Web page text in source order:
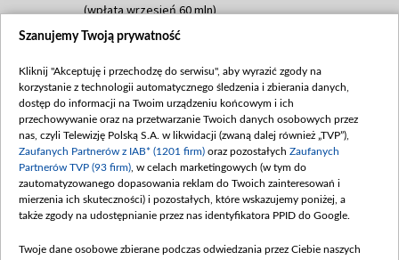
(wpłata wrzesień 60 mln)
Dofinansowanie 635 783 051,21 PLN
(wpłata wrzesień 100 mln, październik 350
mln, listopad 265 mln)
Dofinansowanie 48 862 000,00 PLN
Data podpisania umowy: GRUDZIEŃ 2025
(wpłata grudzień 60,548 mln)
Dofinansowanie 900 000 000,00 PLN
Data podpisania umowy: LUTY 2026 (wpłata
kwiecień 180 mln, 7 maja 180 mln, 8
Szanujemy Twoją prywatność
Kliknij "Akceptuję i przechodzę do serwisu", aby wyrazić zgody na
korzystanie z technologii automatycznego śledzenia i zbierania danych,
dostęp do informacji na Twoim urządzeniu końcowym i ich
przechowywanie oraz na przetwarzanie Twoich danych osobowych przez
nas, czyli Telewizję Polską S.A. w likwidacji (zwaną dalej również „TVP”),
Zaufanych Partnerów z IAB* (1201 firm) oraz pozostałych Zaufanych
Partnerów TVP (93 firm) , w celach marketingowych (w tym do
zautomatyzowanego dopasowania reklam do Twoich zainteresowań i
mierzenia ich skuteczności) i pozostałych, które wskazujemy poniżej, a
także zgody na udostępnianie przez nas identyfikatora PPID do Google.
Twoje dane osobowe zbierane podczas odwiedzania przez Ciebie naszych